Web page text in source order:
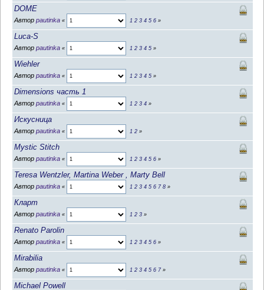
DOME
Автор pautinka « 1 2 3 4 5 6»
Luca-S
Автор pautinka « 1 2 3 4 5»
Wiehler
Автор pautinka « 1 2 3 4 5»
Dimensions часть 1
Автор pautinka « 1 2 3 4»
Искусница
Автор pautinka « 1 2»
Mystic Stitch
Автор pautinka « 1 2 3 4 5 6»
Teresa Wentzler, Martina Weber , Marty Bell
Автор pautinka « 1 2 3 4 5 6 7 8»
Кларт
Автор pautinka « 1 2 3»
Renato Parolin
Автор pautinka « 1 2 3 4 5 6»
Mirabilia
Автор pautinka « 1 2 3 4 5 6 7»
Michael Powell